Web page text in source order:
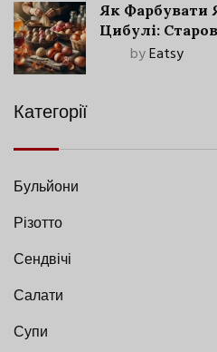
Як Фарбувати
Цибулі:
Сучасними
byEatsy
Категорії
Бульйони
Різотто
Сендвічі
Салати
Супи